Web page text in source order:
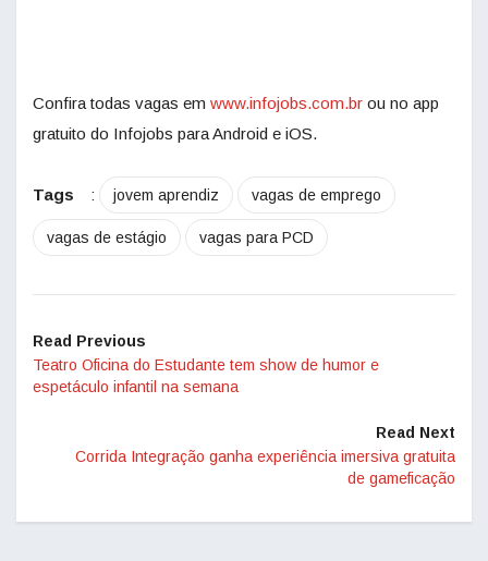
Confira todas vagas em www.infojobs.com.br ou no app
gratuito do Infojobs para Android e iOS.
Tags : jovem aprendiz vagas de emprego
vagas de estágio vagas para PCD
Read Previous
Teatro Oficina do Estudante tem show de humor e
espetáculo infantil na semana
Read Next
Corrida Integração ganha experiência imersiva gratuita
de gameficação